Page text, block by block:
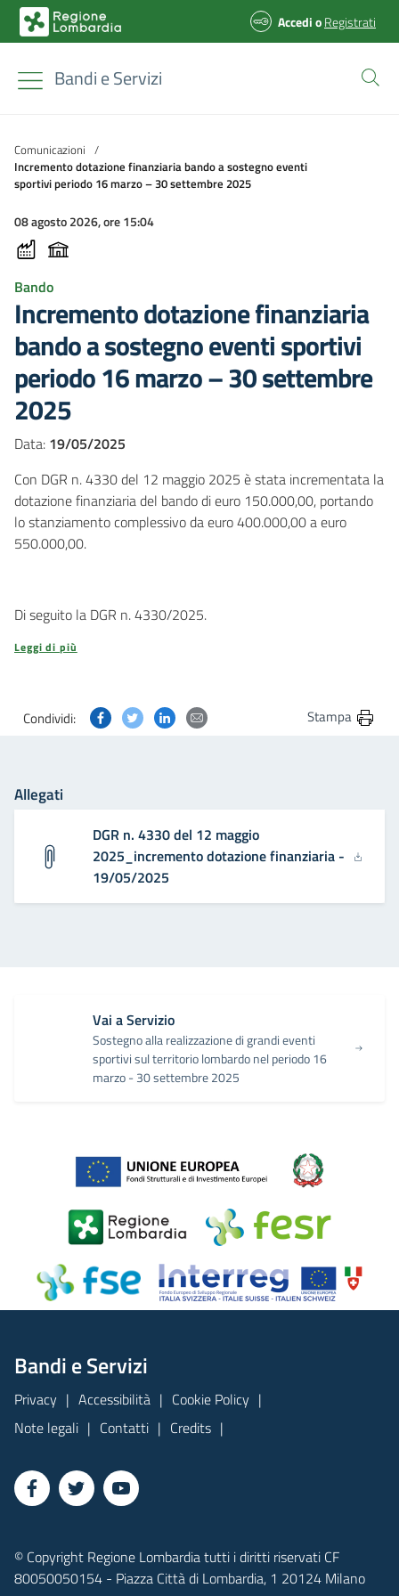
AccedioRegistrati
Bandi e Servizi
Comunicazioni /
Incremento dotazione finanziaria bando a sostegno eventi
sportivi periodo 16 marzo – 30 settembre 2025
08 agosto 2026, ore 15:04
Bando
Incremento dotazione finanziaria
bando a sostegno eventi sportivi
periodo 16 marzo – 30 settembre
2025
Data: 19/05/2025
Con DGR n. 4330 del 12 maggio 2025 è stata incrementata la
dotazione finanziaria del bando di euro 150.000,00, portando
lo stanziamento complessivo da euro 400.000,00 a euro
550.000,00.
Di seguito la DGR n. 4330/2025.
Leggi di più
Condividi: Condividi questa pagina su Facebook
Condividi questa pagina su Twitter
Condividi questa pagina su Linkedin
Condividi questa pagina via
Stampa
Allegati
DGR n. 4330 del 12 maggio
2025_incremento dotazione finanziaria -
19/05/2025
Vai a Servizio
Sostegno alla realizzazione di grandi eventi
sportivi sul territorio lombardo nel periodo 16
marzo - 30 settembre 2025
Bandi e Servizi
Privacy Accessibilità
Cookie Policy
Note legali
Contatti Credits
© Copyright Regione Lombardia tutti i diritti riservati CF
80050050154 - Piazza Città di Lombardia, 1 20124 Milano